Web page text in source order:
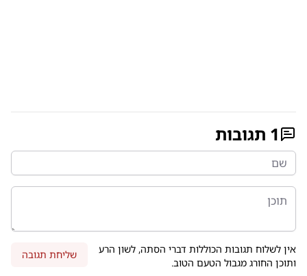
1 תגובות
אין לשלוח תגובות הכוללות דברי הסתה, לשון הרע
ותוכן החורג מגבול הטעם הטוב.
שליחת תגובה